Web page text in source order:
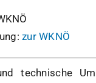
zur WKNÖ
technische